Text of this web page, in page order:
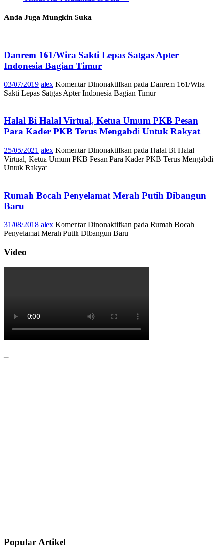
Anda Juga Mungkin Suka
Danrem 161/Wira Sakti Lepas Satgas Apter
Indonesia Bagian Timur
03/07/2019 alex Komentar Dinonaktifkan pada Danrem 161/Wira
Sakti Lepas Satgas Apter Indonesia Bagian Timur
Halal Bi Halal Virtual, Ketua Umum PKB Pesan
Para Kader PKB Terus Mengabdi Untuk Rakyat
25/05/2021 alex Komentar Dinonaktifkan pada Halal Bi Halal
Virtual, Ketua Umum PKB Pesan Para Kader PKB Terus Mengabdi
Untuk Rakyat
Rumah Bocah Penyelamat Merah Putih Dibangun
Baru
31/08/2018 alex Komentar Dinonaktifkan pada Rumah Bocah
Penyelamat Merah Putih Dibangun Baru
Video
–
Popular Artikel